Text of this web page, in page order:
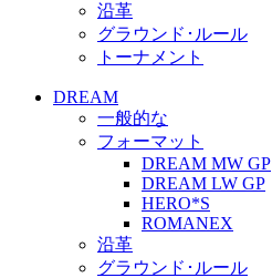
沿革
グラウンド･ルール
トーナメント
DREAM
一般的な
フォーマット
DREAM MW GP
DREAM LW GP
HERO*S
ROMANEX
沿革
グラウンド･ルール